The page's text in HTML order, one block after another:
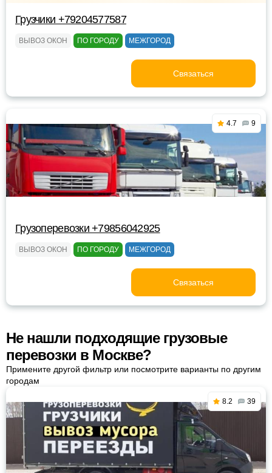
Грузчики +79204577587
ВЫВОЗ ОКОН ПО ГОРОДУ МЕЖГОРОД
Связаться
4.7 9
Грузоперевозки +79856042925
ВЫВОЗ ОКОН ПО ГОРОДУ МЕЖГОРОД
Связаться
Не нашли подходящие грузовые
перевозки в Москве?
Примените другой фильтр или посмотрите варианты по другим
городам
8.2 39